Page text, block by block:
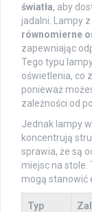
światła, aby
jadalni. Lampy z
równomierne
zapewniając
Tego typu
oświetlenia, co
ponieważ
zależności od
Jednak lampy
koncentrują
sprawia, że są
miejsc na stole.
mogą stanowić
Typ